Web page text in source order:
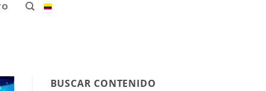
BUSCAR CONTENIDO